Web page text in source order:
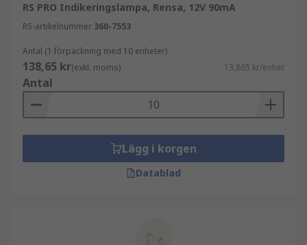
RS PRO Indikeringslampa, Rensa, 12V 90mA
RS-artikelnummer 360-7553
Antal (1 förpackning med 10 enheter)
138,65 kr(exkl. moms) 13,865 kr/enhet
Antal
Lägg i korgen
Datablad